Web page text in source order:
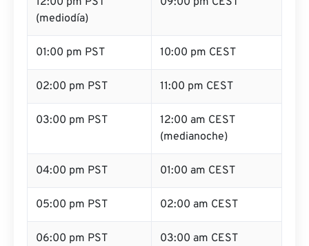
(mediodía)
01:00 pm PST 10:00 pm CEST
02:00 pm PST 11:00 pm CEST
03:00 pm PST
12:00 am CEST
(medianoche)
04:00 pm PST 01:00 am CEST
05:00 pm PST 02:00 am CEST
06:00 pm PST 03:00 am CEST